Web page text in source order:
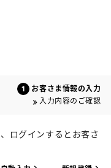
お客さま情報の入力
入力内容のご確認
ログインするとお客さ